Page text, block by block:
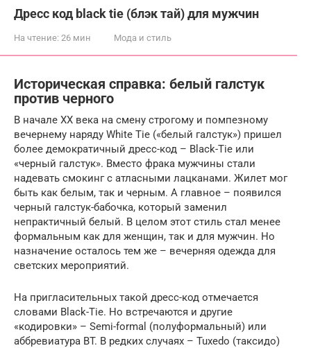
Дресс код black tie (блэк тай) для мужчин
На чтение: 26 мин Мода и стиль
Историческая справка: белый галстук
против черного
В начале XX века на смену строгому и помпезному
вечернему наряду White Tie («белый галстук») пришел
более демократичный дресс-код – Black-Tie или
«черный галстук». Вместо фрака мужчины стали
надевать смокинг с атласными лацканами. Жилет мог
быть как белым, так и черным. А главное – появился
черный галстук-бабочка, который заменил
непрактичный белый. В целом этот стиль стал менее
формальным как для женщин, так и для мужчин. Но
назначение осталось тем же – вечерняя одежда для
светских мероприятий.
На пригласительных такой дресс-код отмечается
словами Black-Tie. Но встречаются и другие
«кодировки» – Semi-formal (полуформальный) или
аббревиатура BT. В редких случаях – Tuxedo (таксидо)